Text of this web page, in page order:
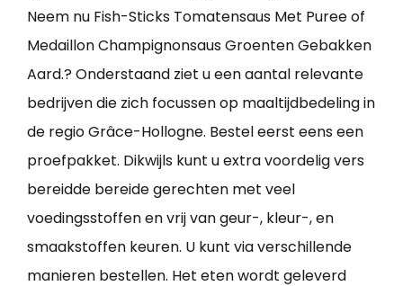
Neem nu Fish-Sticks Tomatensaus Met Puree of
Medaillon Champignonsaus Groenten Gebakken
Aard.? Onderstaand ziet u een aantal relevante
bedrijven die zich focussen op maaltijdbedeling in
de regio Grâce-Hollogne. Bestel eerst eens een
proefpakket. Dikwijls kunt u extra voordelig vers
bereidde bereide gerechten met veel
voedingsstoffen en vrij van geur-, kleur-, en
smaakstoffen keuren. U kunt via verschillende
manieren bestellen. Het eten wordt geleverd